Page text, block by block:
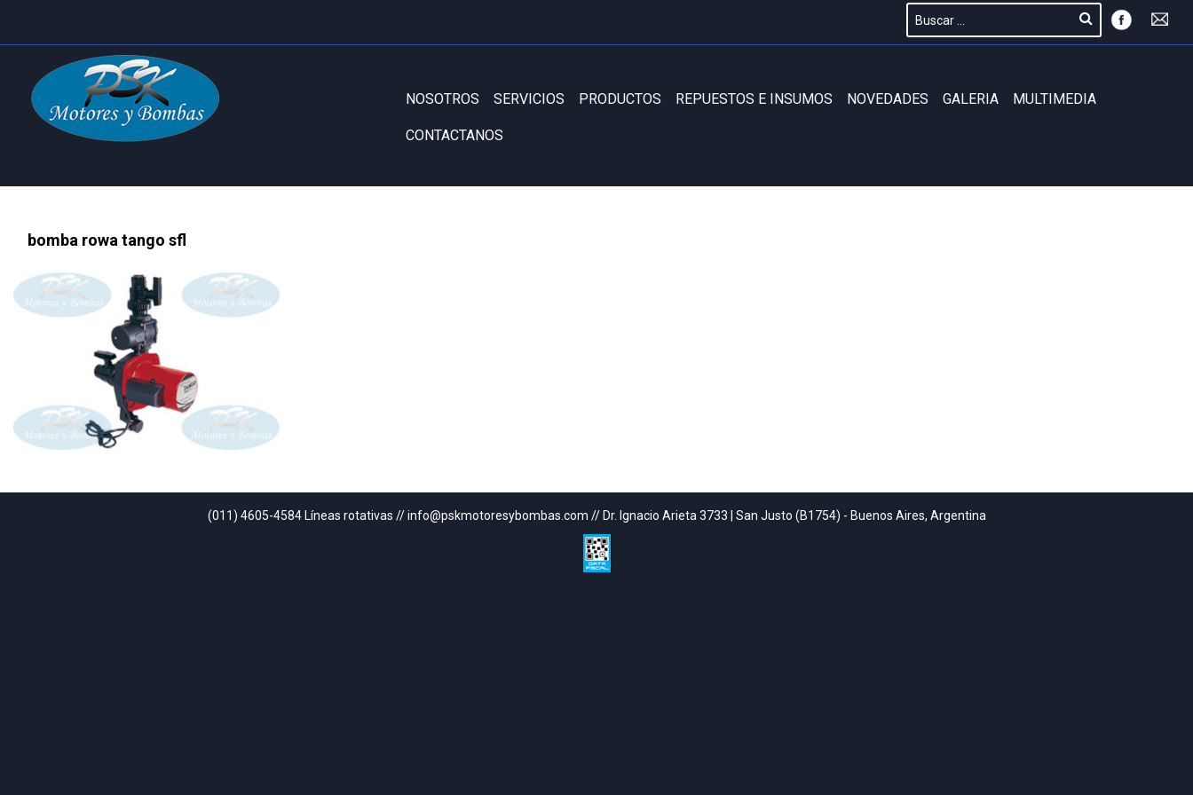
NOSOTROS SERVICIOS PRODUCTOS REPUESTOS E INSUMOS NOVEDADES GALERIA MULTIMEDIA
CONTACTANOS
bomba rowa tango sfl
(011) 4605-4584 Líneas rotativas // info@pskmotoresybombas.com // Dr. Ignacio Arieta 3733 | San Justo (B1754) - Buenos Aires, Argentina